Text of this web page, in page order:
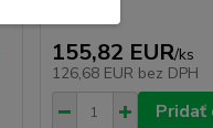
155,82 EUR/ks
126,68 EUR bez DPH
Pridať